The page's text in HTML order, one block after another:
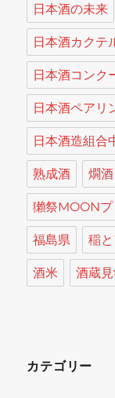
日本酒の未来
日本酒カクテ
日本酒コンク
日本酒ペアリ
日本酒造組合
熟成酒 燗酒
獺祭MOONプ
福島県 稲
酒米 酒蔵
カテゴリー